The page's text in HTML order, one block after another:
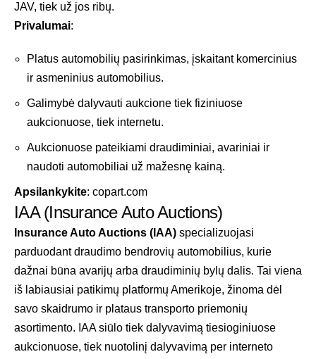
JAV, tiek už jos ribų.
Privalumai:
Platus automobilių pasirinkimas, įskaitant komercinius
ir asmeninius automobilius.
Galimybė dalyvauti aukcione tiek fiziniuose
aukcionuose, tiek internetu.
Aukcionuose pateikiami draudiminiai, avariniai ir
naudoti automobiliai už mažesnę kainą.
Apsilankykite: copart.com
IAA (Insurance Auto Auctions)
Insurance Auto Auctions (IAA) specializuojasi
parduodant draudimo bendrovių automobilius, kurie
dažnai būna avarijų arba draudiminių bylų dalis. Tai viena
iš labiausiai patikimų platformų Amerikoje, žinoma dėl
savo skaidrumo ir plataus transporto priemonių
asortimento. IAA siūlo tiek dalyvavimą tiesioginiuose
aukcionuose, tiek nuotolinį dalyvavimą per interneto